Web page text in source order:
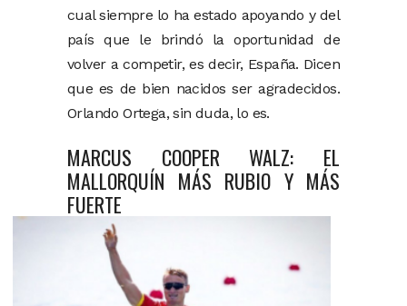
cual siempre lo ha estado apoyando y del
país que le brindó la oportunidad de
volver a competir, es decir, España. Dicen
que es de bien nacidos ser agradecidos.
Orlando Ortega, sin duda, lo es.
MARCUS COOPER WALZ: EL
MALLORQUÍN MÁS RUBIO Y MÁS
FUERTE